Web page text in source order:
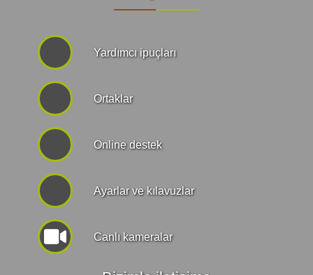
Yardımcı ipuçları
Ortaklar
Online destek
Ayarlar ve kılavuzlar
Canlı kameralar